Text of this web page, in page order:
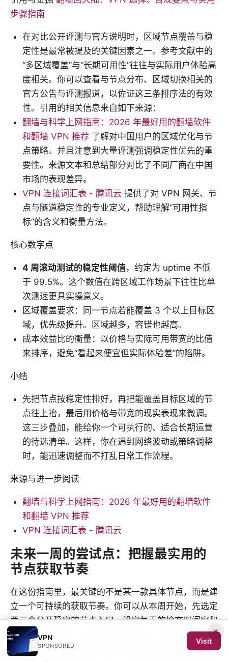
步骤指南
在对比公开评测与官方说明时，区域节点覆盖与稳
定性是最常被提及的关键因素之一。参考文献中的
“多区域覆盖”与“长期可用性”往往与实际用户体验高
度相关。你可以查看与节点分布、区域切换相关的
官方公告与评测报道，以佐证这三条排序法的有效
性。引用的相关信息来自如下来源：
翻墙与科学上网指南：2026 年最好用的翻墙软件
和翻墙 VPN 推荐 了解对中国用户的区域优化与节
点策略。并且注意到大量评测强调稳定性优先的重
要性。来源文本和总结部分对比了不同厂商在中国
市场的表现差异。
VPN 连接词汇表 - 腾讯云 提供了对 VPN 网关、节
点与隧道稳定性的专业定义，帮助理解“可用性指
标”的含义和衡量方法。
核心数字点
4 周滚动测试的稳定性阈值 ，约定为 uptime 不低
于 99.5%。这个数值在跨区域工作场景下往往比单
次测速更具实操意义。
区域覆盖要求：同一节点若能覆盖 3 个以上目标区
域，优先级提升。区域越多，容错也越高。
成本效益比的衡量：以价格与实际可用带宽的比值
来排序，避免“看起来便宜但实际体验差”的陷阱。
小结
先把节点按稳定性排好，再把能覆盖目标区域的节
点往上抬，最后用价格与带宽的现实表现来微调。
这三步叠加，能给你一个可执行的、适合长期运营
的待选清单。这样，你在遇到网络波动或策略调整
时，能迅速调整而不打乱日常工作流程。
来源与进一步阅读
翻墙与科学上网指南：2026 年最好用的翻墙软件
和翻墙 VPN 推荐
VPN 连接词汇表 - 腾讯云
未来一周的尝试点：把握最实用的
节点获取节奏
在这份指南里，最关键的不是某一款具体节点，而是建
立一个可持续的获取节奏。你可以从本周开始，先选定
两三个公开稳定的节点入口，设定每天的检查时间窗和
简短的验证流程。通过把流程标准化，你不会为新节点
的波动而慌张，反而能把风险分散到日常操作中去。研
×
VPN
SPONSORED
Visit